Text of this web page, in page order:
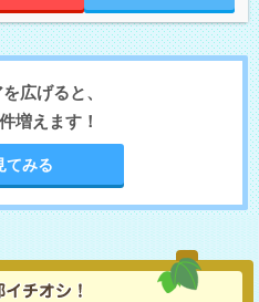
広げると、
増えます！
てみる